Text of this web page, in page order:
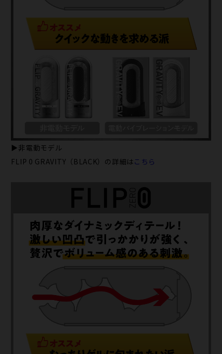
▶非電動モデル
FLIP 0 GRAVITY（BLACK）の詳細は こちら